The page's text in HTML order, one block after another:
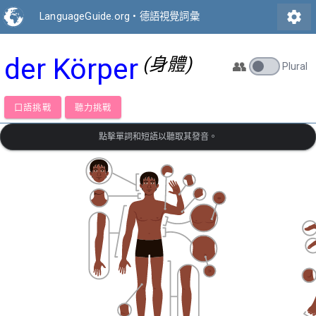
LanguageGuide.org • 德語視覺詞彙 settings
der Körper (身體) 👥 Plural
口語挑戰 聽力挑戰
點擊單詞和短語以聽取其發音。